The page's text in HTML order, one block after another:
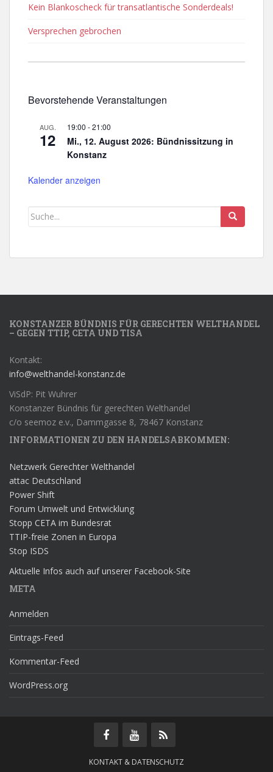
Kein Blankoscheck für transatlantische Sonderdeals!
Versprechen gebrochen
Bevorstehende Veranstaltungen
AUG.
12
19:00 -21:00
Mi., 12. August 2026: Bündnissitzung in
Konstanz
Kalender anzeigen
KONSTANZER BÜNDNIS FÜR GERECHTEN WELTHANDEL
– GEGEN TTIP, CETA UND TISA
Kontakt:
info@welthandel-konstanz.de
ViSdP: Pit Wuhrer
Konstanzer Bündnis für gerechten Welthandel
c/o seemoz e.v., Dammgasse 8, 78467 Konstanz
INFORMATIONEN ZU DEN HANDELSABKOMMEN:
Netzwerk Gerechter Welthandel
attac Deutschland
Power Shift
Forum Umwelt und Entwicklung
Stopp CETA im Bundesrat
TTIP-freie Zonen in Europa
Stop ISDS
Aktuelle Infos auch auf unserer Facebook-Site
META
Anmelden
Eintrags-Feed
Kommentar-Feed
WordPress.org
KONTAKT & DATENSCHUTZ